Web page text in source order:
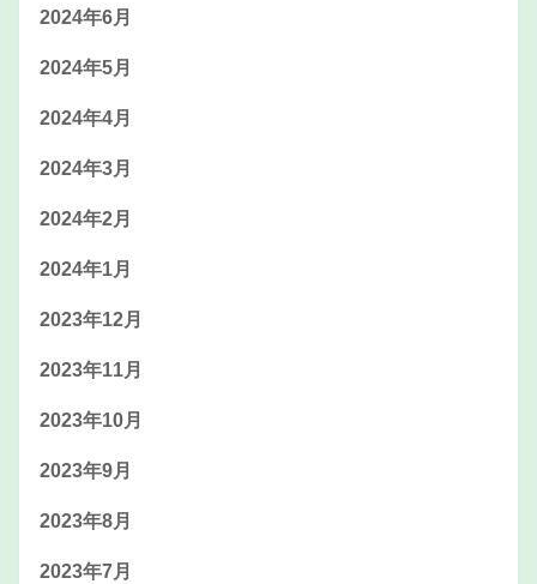
2024年6月
2024年5月
2024年4月
2024年3月
2024年2月
2024年1月
2023年12月
2023年11月
2023年10月
2023年9月
2023年8月
2023年7月